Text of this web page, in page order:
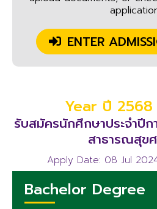
ENTER
Year ปี
รับสมัครนักศึกษาประจำปี
สาธารณสุข
Apply Date: 08 Jul
Bachelor Degree